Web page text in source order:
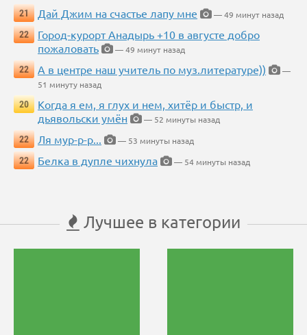
21
Дай Джим на счастье лапу мне
— 49 минут назад
22
Город-курорт Анадырь +10 в августе добро
пожаловать
— 49 минут назад
22
А в центре наш учитель по муз.литературе))
—
51 минуту назад
20
Когда я ем, я глух и нем, хитёр и быстр, и
дьявольски умён
— 52 минуты назад
22
Ля мур-р-р...
— 53 минуты назад
22
Белка в дупле чихнула — 54 минуты назад
Лучшее в категории